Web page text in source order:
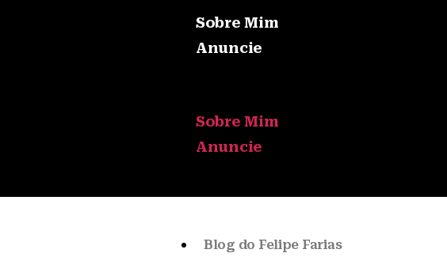
Sobre Mim
Anuncie
Sobre Mim
Anuncie
Blog do Felipe Farias